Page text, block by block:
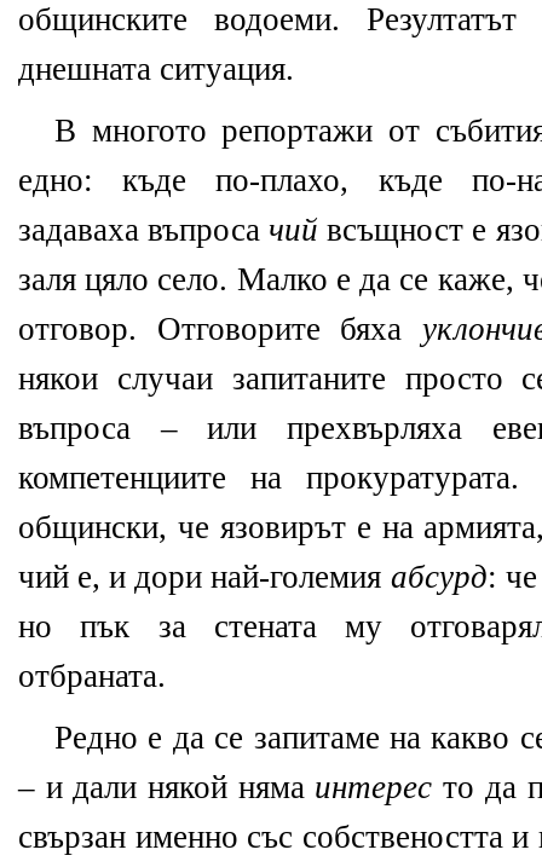
общинските водоеми.
днешната ситуация.
В многото репортажи от
едно: къде по-плахо, къде по-
задаваха въпросачийвсъщност е
заля цяло село. Малко е да се каже,
отговор. Отговорите бяха
някои случаи запитаните просто
въпроса – или прехвърляха
компетенциите на
общински, че язовирът е на
чий е, и дори най-големия абсурд:
но пък за стената му
отбраната.
Редно е да се запитаме на какво
– и дали някой няма интересто да
свързан именно със собствеността